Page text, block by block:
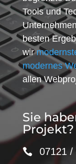
Tools und
besten
wir
modernes
allen
Sie
Projekt?
07121 /